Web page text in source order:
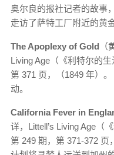
奥尔良的报社记者的故事
走访了萨特工厂附近的黄
The Apoplexy of Gold
Living Age（《利特尔的
第 371 页，（1849 年）
动。
California Fever in
详，Littell’s Living Age（
第 249 期，第 371-372